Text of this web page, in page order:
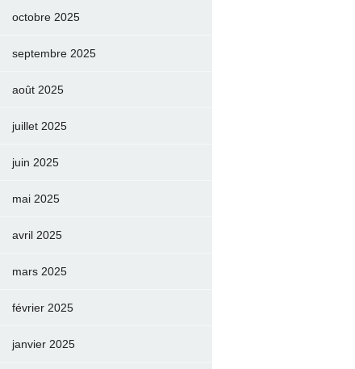
octobre 2025
septembre 2025
août 2025
juillet 2025
juin 2025
mai 2025
avril 2025
mars 2025
février 2025
janvier 2025